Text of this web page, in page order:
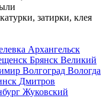
затирки, клея
Архангельск
Брянск Великий
Волгоград Вологда
Дмитров
Жуковский